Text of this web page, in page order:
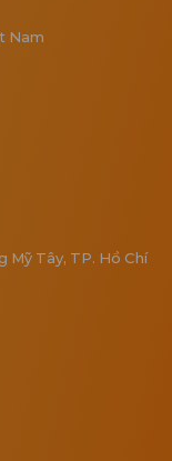
Nam
Mỹ Tây, TP. Hồ Chí